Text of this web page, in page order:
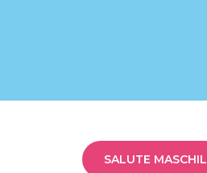
SALUTE